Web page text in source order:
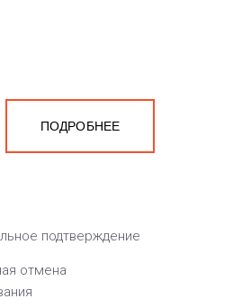
ПОДРОБНЕЕ
подтверждение
отмена